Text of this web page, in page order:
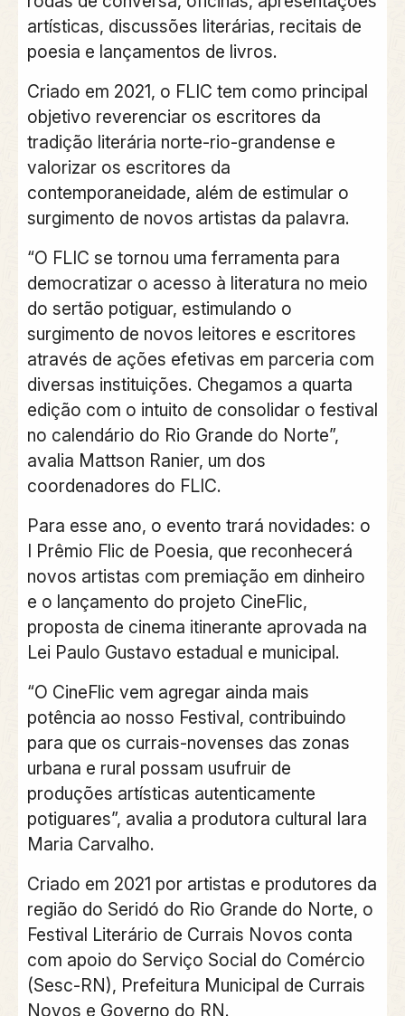
artísticas, discussões literárias, recitais de
poesia e lançamentos de livros.
Criado em 2021, o FLIC tem como principal
objetivo reverenciar os escritores da
tradição literária norte-rio-grandense e
valorizar os escritores da
contemporaneidade, além de estimular o
surgimento de novos artistas da palavra.
“O FLIC se tornou uma ferramenta para
democratizar o acesso à literatura no meio
do sertão potiguar, estimulando o
surgimento de novos leitores e escritores
através de ações efetivas em parceria com
diversas instituições. Chegamos a quarta
edição com o intuito de consolidar o festival
no calendário do Rio Grande do Norte”,
avalia Mattson Ranier, um dos
coordenadores do FLIC.
Para esse ano, o evento trará novidades: o
I Prêmio Flic de Poesia, que reconhecerá
novos artistas com premiação em dinheiro
e o lançamento do projeto CineFlic,
proposta de cinema itinerante aprovada na
Lei Paulo Gustavo estadual e municipal.
“O CineFlic vem agregar ainda mais
potência ao nosso Festival, contribuindo
para que os currais-novenses das zonas
urbana e rural possam usufruir de
produções artísticas autenticamente
potiguares”, avalia a produtora cultural Iara
Maria Carvalho.
Criado em 2021 por artistas e produtores da
região do Seridó do Rio Grande do Norte, o
Festival Literário de Currais Novos conta
com apoio do Serviço Social do Comércio
(Sesc-RN), Prefeitura Municipal de Currais
Novos e Governo do RN.